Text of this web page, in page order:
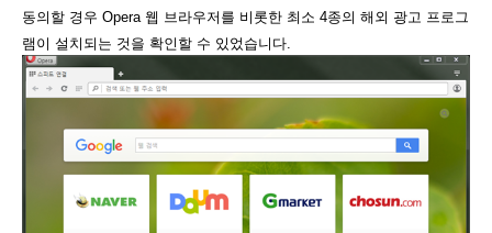
동의할 경우 Opera 웹 브라우저를 비롯한 최소 4종의 해외 광고 프로그
램이 설치되는 것을 확인할 수 있었습니다.